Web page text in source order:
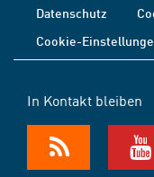
Datenschutz
Cookie-
In Kontakt bleiben